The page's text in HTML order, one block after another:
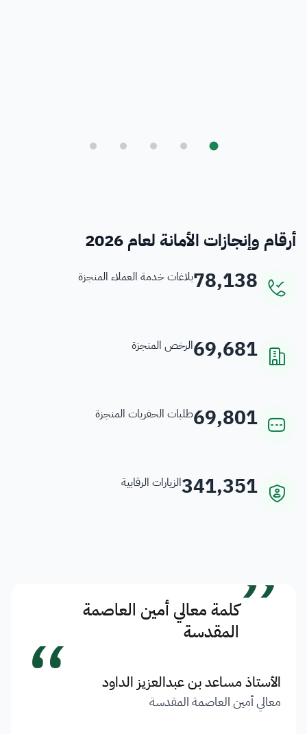
أرقام وإنجازات الأمانة لعام 2026
78,138بلاغات خدمة العملاء المنجزة
69,681الرخص المنجزة
69,801طلبات الحفريات المنجزة
341,351الزيارات الرقابية
”كلمة معالي أمين العاصمة
المقدسة
الأستاذ مساعد بن عبدالعزيز الداود
معالي أمين العاصمة المقدسة “